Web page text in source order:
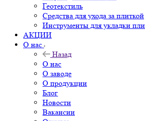
Геотекстиль
Средства для ухода за плиткой
Инструменты для укладки
АКЦИИ
О нас
Назад
О нас
О заводе
О продукции
Блог
Новости
Вакансии